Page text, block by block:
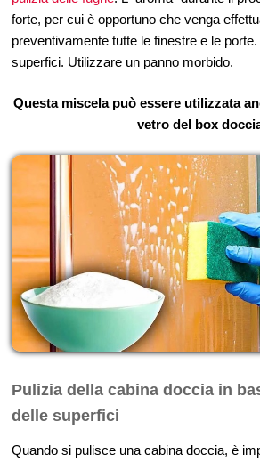
forte, per cui è opportuno che venga
preventivamente tutte le finestre e le
superfici. Utilizzare un panno morbido.
Questa miscela può essere utilizzata
vetro del box
Pulizia della cabina doccia in
delle superfici
Quando si pulisce una cabina doccia, è